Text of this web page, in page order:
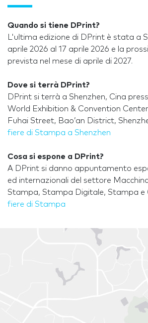
Quando si tiene DPrint?
L'ultima edizione di DPrint è stata a
aprile 2026 al 17 aprile 2026 e la
prevista nel mese di aprile di 2027.
Dove si terrà DPrint?
DPrint si terrà a Shenzhen, Cina
World Exhibition & Convention
Fuhai Street, Bao’an District,
fiere di Stampa a Shenzhen
Cosa si espone a DPrint?
A DPrint si danno appuntamento
ed internazionali del settore
Stampa, Stampa Digitale, Stampa e
fiere di Stampa